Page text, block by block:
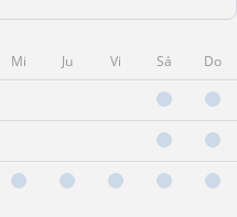
Mi Ju Vi Sá Do